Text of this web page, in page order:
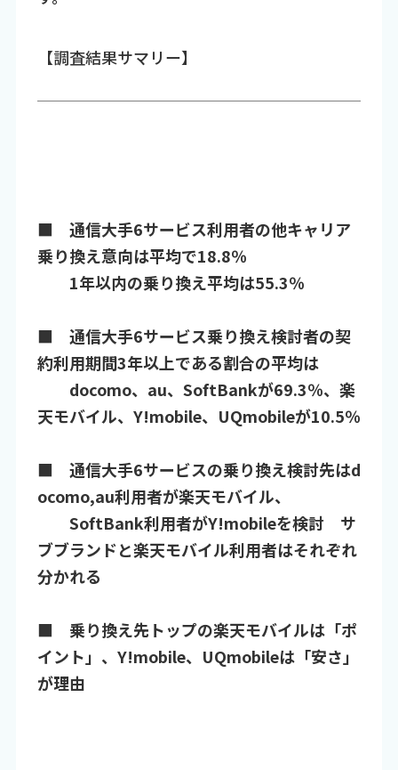
【調査結果サマリー】
■ 通信大手6サービス利用者の他キャリア
乗り換え意向は平均で18.8％
1年以内の乗り換え平均は55.3％
■ 通信大手6サービス乗り換え検討者の契
約利用期間3年以上である割合の平均は
docomo、au、SoftBankが69.3％、楽
天モバイル、Y!mobile、UQmobileが10.5％
■ 通信大手6サービスの乗り換え検討先はd
ocomo,au利用者が楽天モバイル、
SoftBank利用者がY!mobileを検討 サ
ブブランドと楽天モバイル利用者はそれぞれ
分かれる
■ 乗り換え先トップの楽天モバイルは「ポ
イント」、Y!mobile、UQmobileは「安さ」
が理由